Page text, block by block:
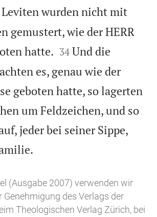
Leviten wurden nicht mit
gemustert, wie der HERR
hatte. 

34 Und die
es, genau wie der
geboten hatte, so lagerten
um Feldzeichen, und so
jeder bei seiner Sippe,
(Ausgabe 2007) verwenden wir
des Verlags der
Theologischen Verlag Zürich, bei